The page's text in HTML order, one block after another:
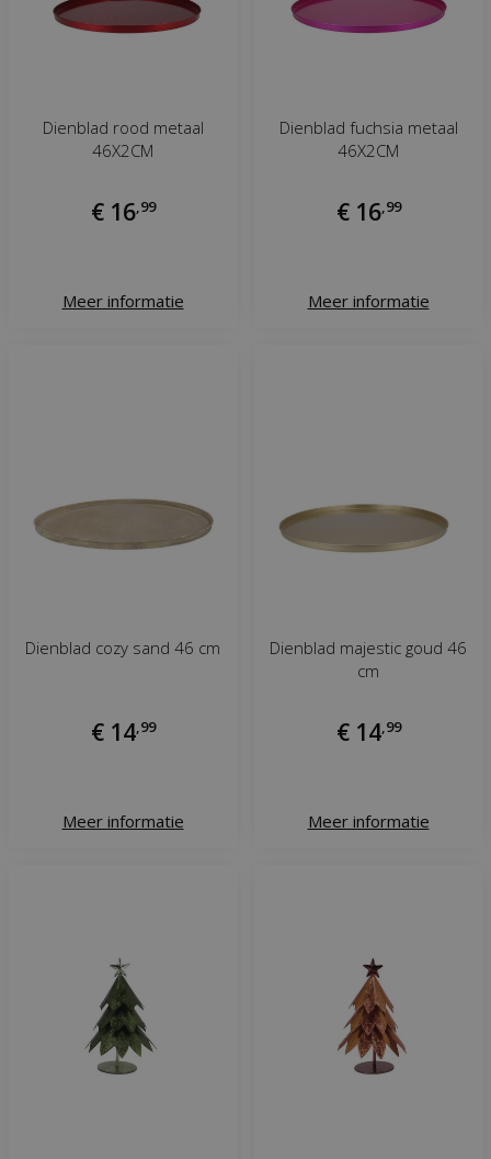
Dienblad rood metaal
46X2CM
€ 16 99
Meer informatie
Dienblad fuchsia metaal
46X2CM
€ 16 99
Meer informatie
Dienblad cozy sand 46 cm
€ 14 99
Meer informatie
Dienblad majestic goud 46
cm
€ 14 99
Meer informatie